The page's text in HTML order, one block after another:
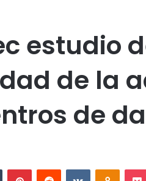
estudio
de la
de
Tumblr PinterestReddit VKontakte